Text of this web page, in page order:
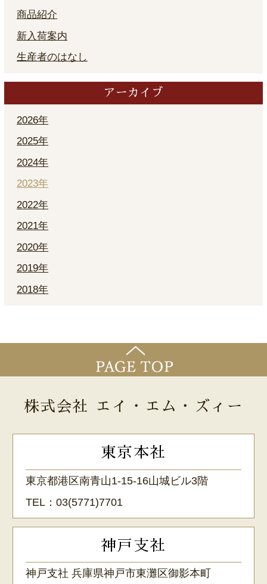
商品紹介
新入荷案内
生産者のはなし
アーカイブ
2026年
2025年
2024年
2023年
2022年
2021年
2020年
2019年
2018年
株式会社 エイ・エム・ズィー
東京本社
東京都港区南青山1-15-16山城ビル3階
TEL：03(5771)7701
神戸支社
神戸支社 兵庫県神戸市東灘区御影本町